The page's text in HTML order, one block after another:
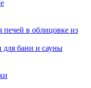
в облицовке из
для бани и сауны